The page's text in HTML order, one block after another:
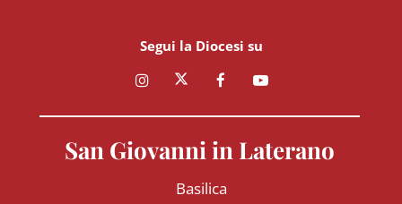
Segui la Diocesi su
San Giovanni in Laterano
Basilica